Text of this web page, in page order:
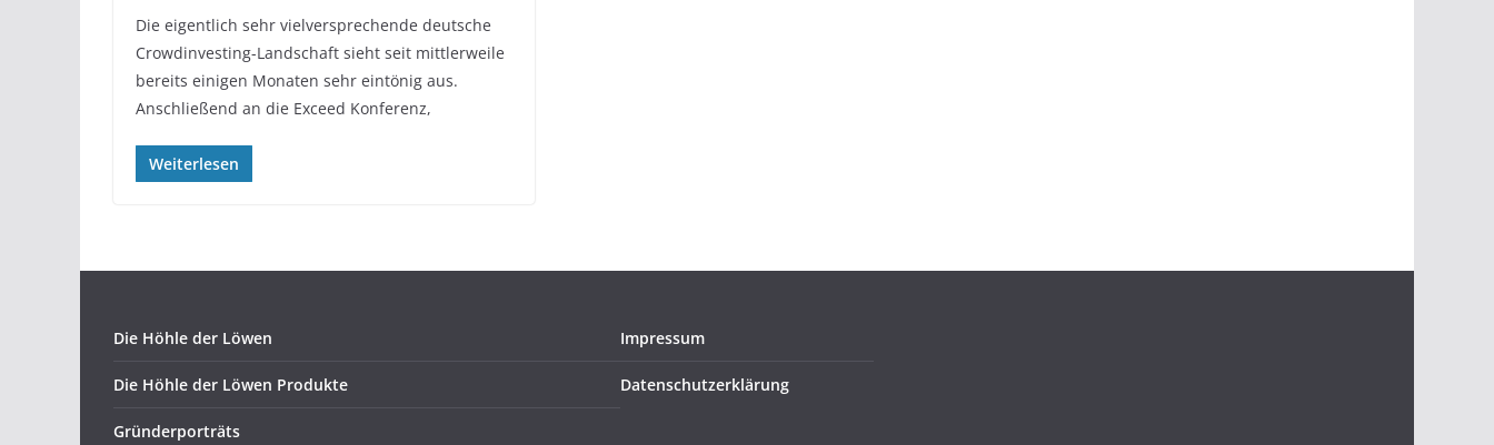
Die eigentlich sehr vielversprechende deutsche
Crowdinvesting-Landschaft sieht seit mittlerweile
bereits einigen Monaten sehr eintönig aus.
Anschließend an die Exceed Konferenz,
Weiterlesen
Die Höhle der Löwen
Die Höhle der Löwen Produkte
Gründerporträts
Impressum
Datenschutzerklärung